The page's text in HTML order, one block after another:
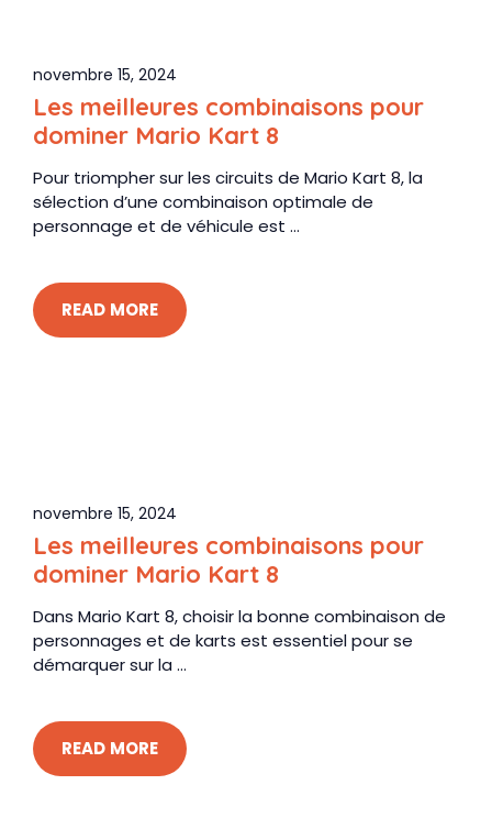
novembre 15, 2024
Les meilleures combinaisons pour
dominer Mario Kart 8
Pour triompher sur les circuits de Mario Kart 8, la
sélection d’une combinaison optimale de
personnage et de véhicule est ...
READ MORE
novembre 15, 2024
Les meilleures combinaisons pour
dominer Mario Kart 8
Dans Mario Kart 8, choisir la bonne combinaison de
personnages et de karts est essentiel pour se
démarquer sur la ...
READ MORE